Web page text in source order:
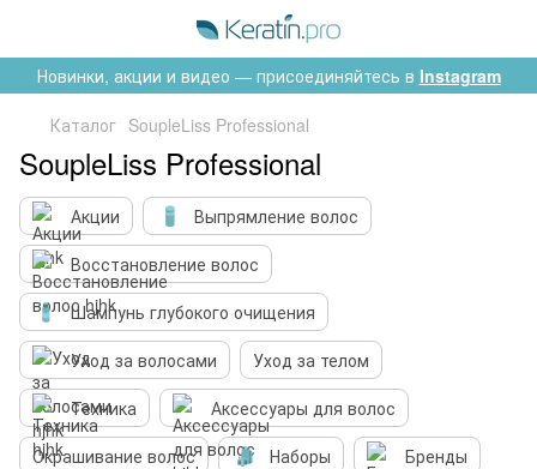
Новинки, акции и видео — присоединяйтесь в Instagram
Каталог SoupleLiss Professional
SoupleLiss Professional
Акции
Выпрямление волос
Восстановление волос
Шампунь глубокого очищения
Уход за волосами
Уход за телом
Техника
Аксессуары для волос
Окрашивание волос
Наборы Бренды